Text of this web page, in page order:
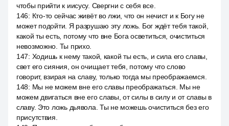
чтобы прийти к иисусу. Свергни с себя все.
146: Кто-то сейчас живёт во лжи, что он нечист и к Богу не
может подойти. Я разрушаю эту ложь. Бог ждёт тебя такой,
какой ты есть, потому что вне Бога осветиться, очиститься
невозможно. Ты прихо.
147: Ходишь к нему такой, какой ты есть, и сила его славы,
свет его сияния, он очищает тебя, потому что слово
говорит, взирая на славу, только тогда мы преображаемся.
148: Мы не можем вне его славы преображаться. Мы не
можем двигаться вне его славы, от силы в силу и от славы в
славу. Это ложь дьявола. Ты не можешь очиститься без его
присутствия.